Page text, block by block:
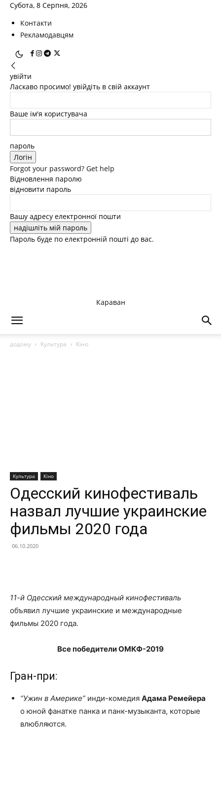
Субота, 8 Серпня, 2026
Контакти
Рекламодавцям
увійти
Ласкаво просимо! увійдіть в свій аккаунт
Ваше ім'я користувача
пароль
Forgot your password? Get help
Відновлення паролю
відновити пароль
Вашу адресу електронної пошти
Пароль буде по електронній пошті до вас.
Караван
додому Культура Кіно
Культура Кіно
Одесский кинофестиваль
назвал лучшие украинские
фильмы 2020 года
06.10.2020
11-й Одесский международный кинофестиваль
объявил лучшие украинские и международные
фильмы 2020 года.
Все победители ОМКФ-2019
Гран-при:
“Ужин в Америке” инди-комедия Адама Ремейера
о юной фанатке панка и панк-музыканта, которые
влюбляются.